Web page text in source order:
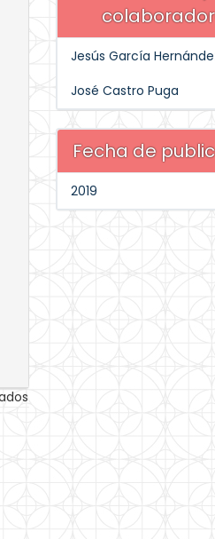
Jesús García
José Castro Puga
Fecha de
2019